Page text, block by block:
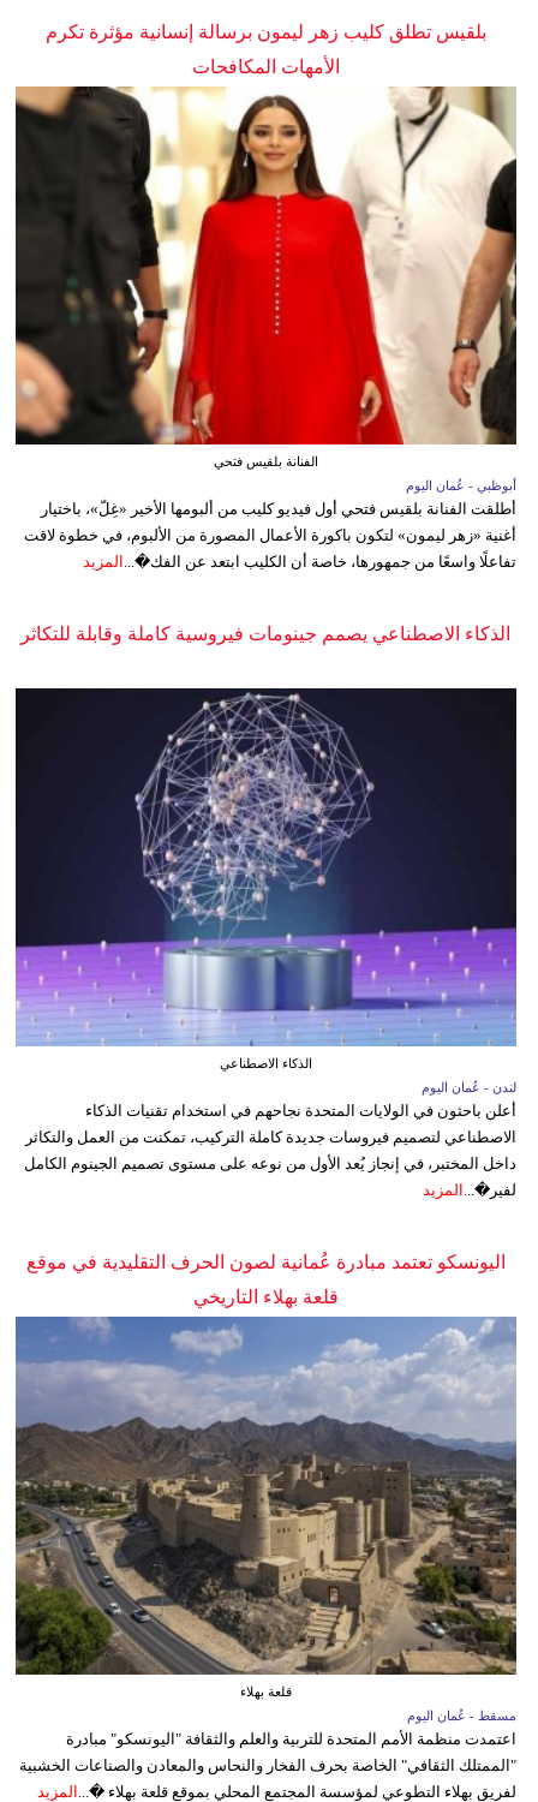
بلقيس تطلق كليب زهر ليمون برسالة إنسانية مؤثرة تكرم
الأمهات المكافحات
الفنانة بلقيس فتحي
أبوظبي - عُمان اليوم
أطلقت الفنانة بلقيس فتحي أول فيديو كليب من ألبومها الأخير «غِلّ»، باختيار
أغنية «زهر ليمون» لتكون باكورة الأعمال المصورة من الألبوم، في خطوة لاقت
تفاعلًا واسعًا من جمهورها، خاصة أن الكليب ابتعد عن الفك�... المزيد
الذكاء الاصطناعي يصمم جينومات فيروسية كاملة وقابلة للتكاثر
الذكاء الاصطناعي
لندن - عُمان اليوم
أعلن باحثون في الولايات المتحدة نجاحهم في استخدام تقنيات الذكاء
الاصطناعي لتصميم فيروسات جديدة كاملة التركيب، تمكنت من العمل والتكاثر
داخل المختبر، في إنجاز يُعد الأول من نوعه على مستوى تصميم الجينوم الكامل
لفير�...
المزيد
اليونسكو تعتمد مبادرة عُمانية لصون الحرف التقليدية في موقع
قلعة بهلاء التاريخي
قلعة بهلاء
مسقط - عُمان اليوم
اعتمدت منظمة الأمم المتحدة للتربية والعلم والثقافة "اليونسكو" مبادرة
"الممتلك الثقافي" الخاصة بحرف الفخار والنحاس والمعادن والصناعات الخشبية
لفريق بهلاء التطوعي لمؤسسة المجتمع المحلي بموقع قلعة بهلاء �... المزيد